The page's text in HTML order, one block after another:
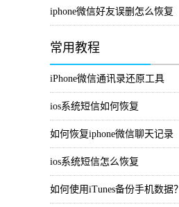
iphone微信好友误删怎么恢复
常用教程
iPhone微信通讯录还原工具
ios系统短信如何恢复
如何恢复iphone微信聊天记录
ios系统短信怎么恢复
如何使用iTunes备份手机数据？